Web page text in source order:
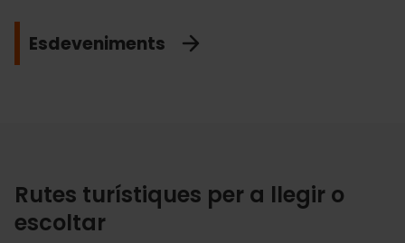
Esdeveniments
Rutes turístiques per a llegir o
escoltar